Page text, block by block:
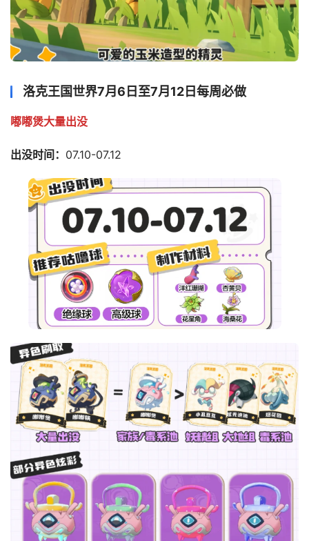
洛克王国世界7月6日至7月12日每周必做
嘟嘟煲大量出没
出没时间： 07.10-07.12